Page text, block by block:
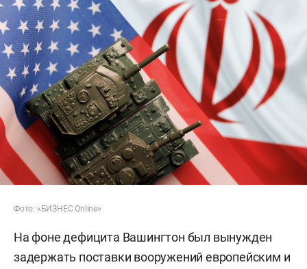
Фото: «БИЗНЕС Online»
На фоне дефицита Вашингтон был вынужден
задержать поставки вооружений европейским и